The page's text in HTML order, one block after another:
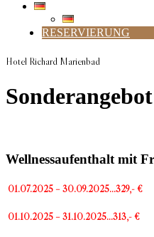
RESERVIERUNG
Hotel Richard Marienbad
Wellnessaufenthalt mit
01.07.2025 – 30.09.2025…329,- €
01.10.2025 – 31.10.2025…313,- €